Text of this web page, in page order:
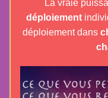
déploiement
déploiement dans